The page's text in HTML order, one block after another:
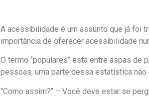
A acessibilidade é um assunto que já foi
importância de oferecer acessibilidade
O termo ‘’populares’’ está entre aspas
pessoas, uma parte dessa estatística
‘’Como assim?’’ – Você deve estar se